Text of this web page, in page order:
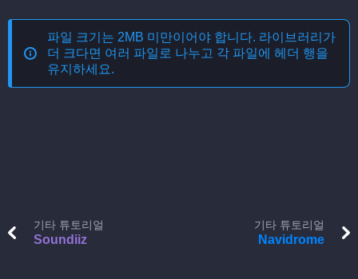
파일 크기는 2MB 미만이어야 합니다. 라이브러리가
더 크다면 여러 파일로 나누고 각 파일에 헤더 행을
유지하세요.
기타 튜토리얼
Soundiiz
기타 튜토리얼
Navidrome